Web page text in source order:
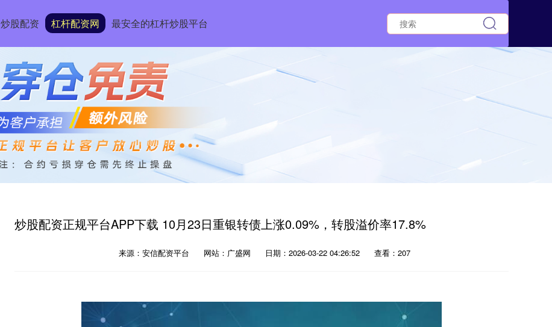
炒股配资 杠杆配资网 最安全的杠杆炒股平台
炒股配资正规平台APP下载 10月23日重银转债上涨0.09%，转股溢价率17.8%
来源：安信配资平台 网站：广盛网 日期：2026-03-22 04:26:52 查看：207